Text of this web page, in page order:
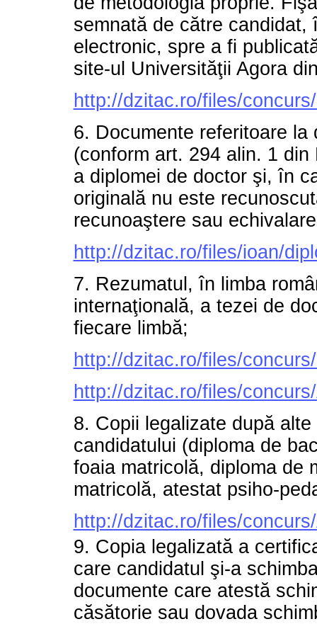
semnată de către
electronic, spre a fi
site-ul Universităţii Agora
http://dzitac.ro/files/
6. Documente referitoare la
(conform art. 294 alin. 1
a diplomei de doctor şi, în
originală nu este
recunoaştere sau
http://dzitac.ro/files/ioan/
7. Rezumatul, în limba
internaţională, a tezei de
fiecare limbă;
http://dzitac.ro/files/
http://dzitac.ro/files/
8. Copii legalizate după
candidatului (diploma de
foaia matricolă, diploma de
matricolă, atestat psiho-
http://dzitac.ro/files/
9. Copia legalizată a
care candidatul şi-a
documente care atestă
căsătorie sau dovada